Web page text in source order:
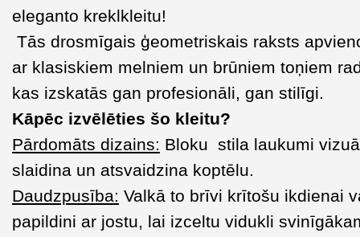
eleganto kreklkleitu!
Tās drosmīgais ģeometriskais raksts
ar klasiskiem melniem un brūniem toņiem
kas izskatās gan profesionāli, gan stilīgi.
Kāpēc izvēlēties šo kleitu?
Pārdomāts dizains: Bloku stila laukumi
slaidina un atsvaidzina koptēlu.
Daudzpusība: Valkā to brīvi krītošu ikdienai
papildini ar jostu, lai izceltu vidukli